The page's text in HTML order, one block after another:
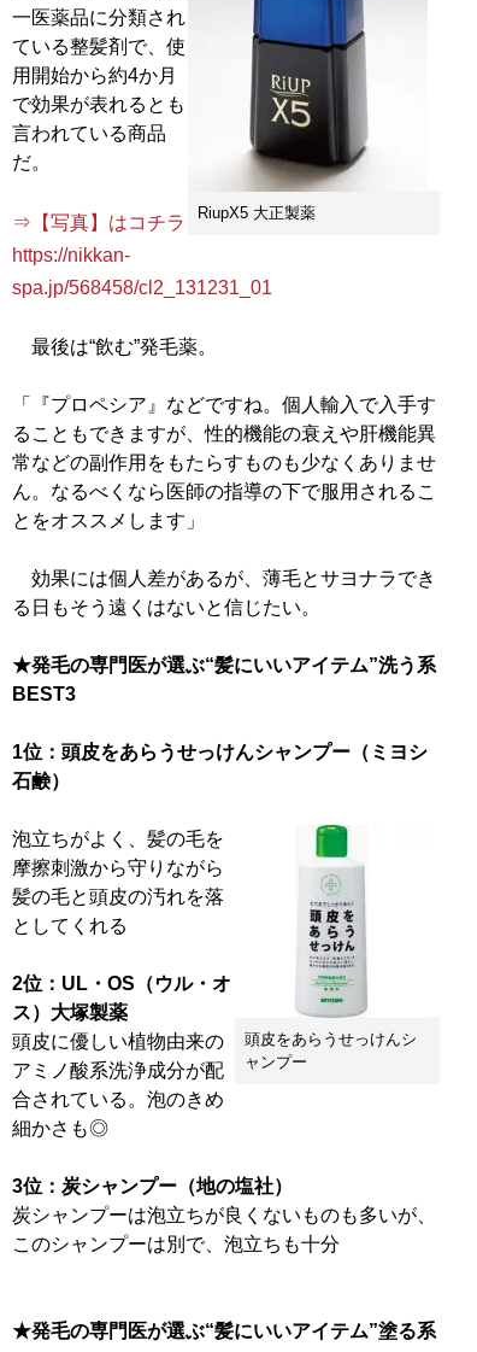
RiupX5 大正製薬
一医薬品に分類され
ている整髪剤で、使
用開始から約4か月
で効果が表れるとも
言われている商品
だ。
⇒【写真】はコチラ
https://nikkan-
spa.jp/568458/cl2_131231_01
最後は“飲む”発毛薬。
「『プロペシア』などですね。個人輸入で入手す
ることもできますが、性的機能の衰えや肝機能異
常などの副作用をもたらすものも少なくありませ
ん。なるべくなら医師の指導の下で服用されるこ
とをオススメします」
効果には個人差があるが、薄毛とサヨナラでき
る日もそう遠くはないと信じたい。
★発毛の専門医が選ぶ“髪にいいアイテム”洗う系
BEST3
1位：頭皮をあらうせっけんシャンプー（ミヨシ
石鹸）
頭皮をあらうせっけんシ
ャンプー
泡立ちがよく、髪の毛を
摩擦刺激から守りながら
髪の毛と頭皮の汚れを落
としてくれる
2位：UL・OS（ウル・オ
ス）大塚製薬
頭皮に優しい植物由来の
アミノ酸系洗浄成分が配
合されている。泡のきめ
細かさも◎
3位：炭シャンプー（地の塩社）
炭シャンプーは泡立ちが良くないものも多いが、
このシャンプーは別で、泡立ちも十分
★発毛の専門医が選ぶ“髪にいいアイテム”塗る系